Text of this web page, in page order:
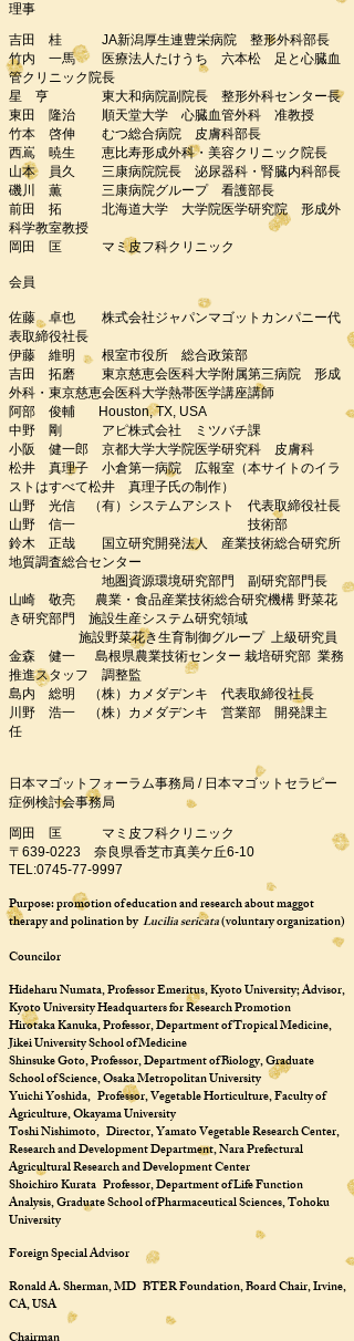
理事
吉田 桂 JA新潟厚生連豊栄病院 整形外科部長
竹内 一馬 医療法人たけうち 六本松 足と心臓血
管クリニック院長
星 亨 東大和病院副院長 整形外科センター長
東田 隆治 順天堂大学 心臓血管外科 准教授
竹本 啓伸 むつ総合病院 皮膚科部長
西嶌 暁生 恵比寿形成外科・美容クリニック院長
山本 員久 三康病院院長 泌尿器科・腎臓内科部長
磯川 薫 三康病院グループ 看護部長
前田 拓 北海道大学 大学院医学研究院 形成外
科学教室教授
岡田 匡 マミ皮フ科クリニック
会員
佐藤 卓也 株式会社ジャパンマゴットカンパニー代
表取締役社長
伊藤 維明 根室市役所 総合政策部
​​吉田 拓磨 東京慈恵会医科大学附属第三病院 形成
外科・東京慈恵会医科大学熱帯医学講座講師
阿部 俊輔 Houston, TX, USA
中野 剛 アピ株式会社 ミツバチ課
小阪 健一郎 京都大学大学院医学研究科 皮膚科
​​松井 真理子 小倉第一病院 広報室（本サイトのイラ
ストはすべて松井 真理子氏の制作）
山野 光信 （有）システムアシスト 代表取締役社長
山野 信一 技術部
鈴木 正哉 国立研究開発法人 産業技術総合研究所
地質調査総合センター
地圏資源環境研究部門 副研究部門長
山崎 敬亮 農業・食品産業技術総合研究機構 野菜花
き研究部門 施設生産システム研究領域
施設野菜花き生育制御グループ 上級研究員
金森 健一 島根県農業技術センター 栽培研究部 業務
推進スタッフ 調整監
島内 総明 （株）カメダデンキ 代表取締役社長
川野 浩一 （株）カメダデンキ 営業部 開発課主
任
日本マゴットフォーラム事務局 / 日本マゴットセラピー
症例検討会事務局
岡田 匡 マミ皮フ科クリニック
〒639-0223 奈良県香芝市真美ケ丘6-10
TEL:0745-77-9997
Purpose: promotion of education and research about maggot
therapy and polination by Lucilia sericata(voluntary organization)
Councilor
Hideharu Numata, Professor Emeritus, Kyoto University; Advisor,
Kyoto University Headquarters for Research Promotion
Hirotaka Kanuka, Professor, Department of Tropical Medicine,
Jikei University School of Medicine
Shinsuke Goto, Professor, Department of Biology, Graduate
School of Science, Osaka Metropolitan University
Yuichi Yoshida, Professor, Vegetable Horticulture, Faculty of
Agriculture, Okayama University
Toshi Nishimoto, Director, Yamato Vegetable Research Center,
Research and Development Department, Nara Prefectural
Agricultural Research and Development Center
Shoichiro Kurata Professor, Department of Life Function
Analysis, Graduate School of Pharmaceutical Sciences, Tohoku
University
Foreign Special Advisor
Ronald A. Sherman, MD BTER Foundation, Board Chair, Irvine,
CA, USA